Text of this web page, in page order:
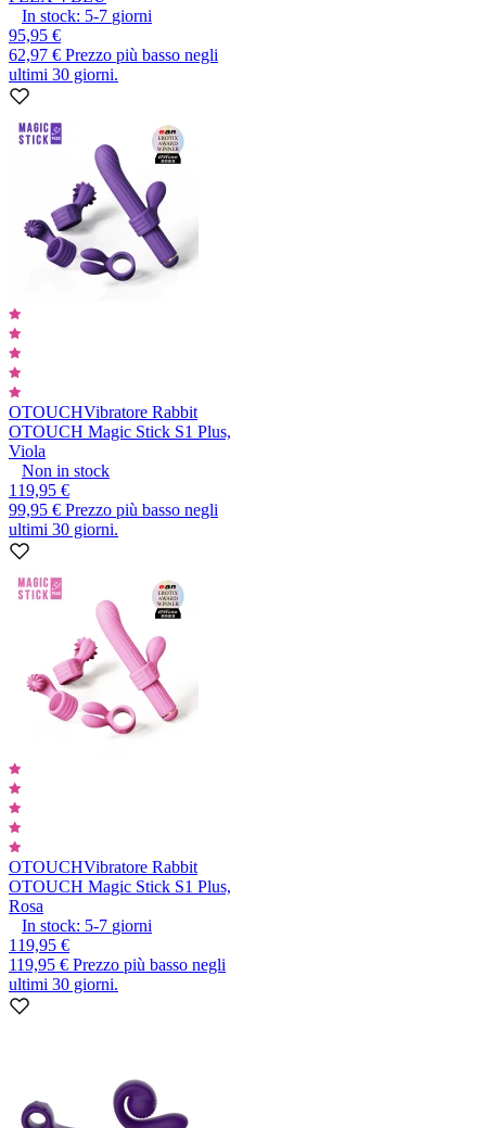
In stock: 5-7 giorni
95,95 €
62,97 € Prezzo più basso negli
ultimi 30 giorni.
OTOUCHVibratore Rabbit
OTOUCH Magic Stick S1 Plus,
Viola
Non in stock
119,95 €
99,95 € Prezzo più basso negli
ultimi 30 giorni.
OTOUCHVibratore Rabbit
OTOUCH Magic Stick S1 Plus,
Rosa
In stock: 5-7 giorni
119,95 €
119,95 € Prezzo più basso negli
ultimi 30 giorni.